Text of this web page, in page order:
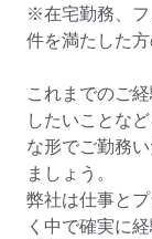
※在宅勤務、フ
件を満たした
これまでのご
したいことな
な形でご勤務
ましょう。
弊社は仕事と
く中で確実に